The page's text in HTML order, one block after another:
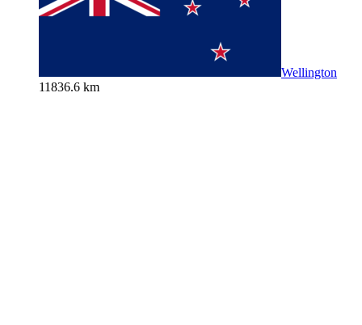
Wellington
11836.6 km